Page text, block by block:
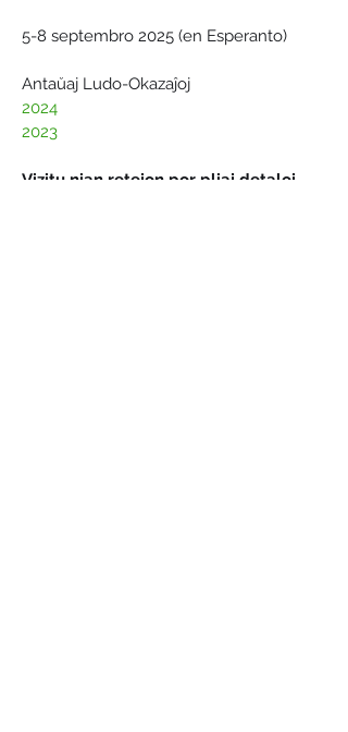
5-8 septembro 2025 (en Esperanto)
Antaŭaj Ludo-Okazaĵoj
2024
2023
Vizitu nian retejon por pliaj detaloj